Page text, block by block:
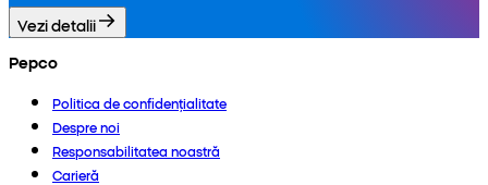
Vezi detalii
Pepco
Politica de confidențialitate
Despre noi
Responsabilitatea noastră
Carieră